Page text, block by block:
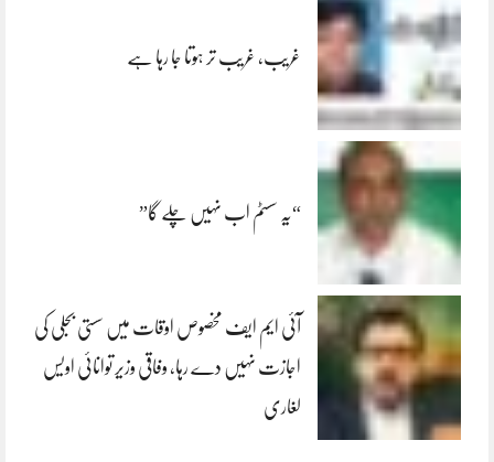
غریب، غریب تر ہوتا جا رہا ہے
“یہ سسٹم اب نہیں چلے گا”
آئی ایم ایف مخصوص اوقات میں سستی بجلی کی
اجازت نہیں دے رہا، وفاقی وزیر توانائی اویس
لغاری